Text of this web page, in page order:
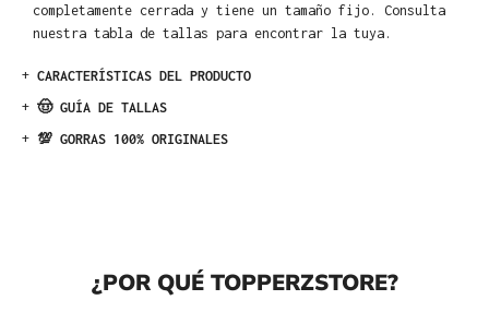
completamente cerrada y tiene un tamaño fijo. Consulta
nuestra tabla de tallas para encontrar la tuya.
+ CARACTERÍSTICAS DEL PRODUCTO
+ 🤠 GUÍA DE TALLAS
+ 💯 GORRAS 100% ORIGINALES
¿POR QUÉ TOPPERZSTORE?